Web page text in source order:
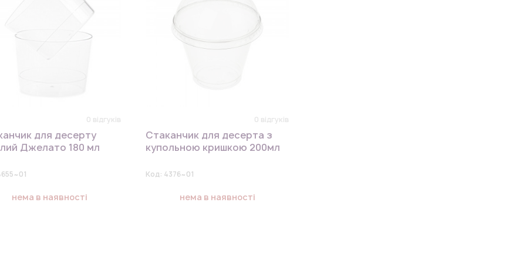
0 відгуків
для десерту
Джелато 180 мл
нема в наявності
0 відгуків
Стаканчик для десерта з
купольною кришкою 200мл
Код: 4376~01
нема в наявності